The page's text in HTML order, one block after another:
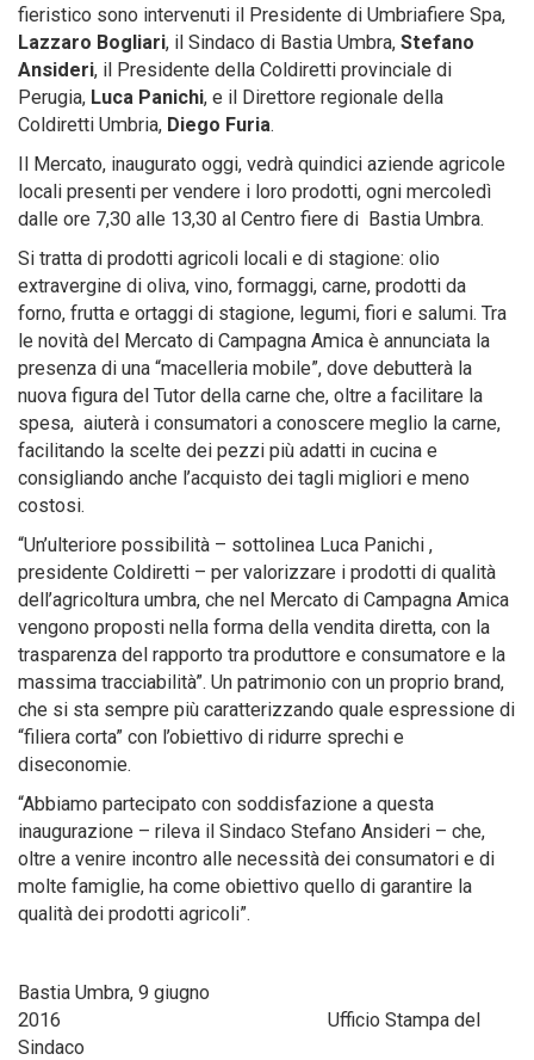
fieristico sono intervenuti il Presidente di Umbriafiere Spa,
Lazzaro Bogliari, il Sindaco di Bastia Umbra, Stefano
Ansideri, il Presidente della Coldiretti provinciale di
Perugia, Luca Panichi, e il Direttore regionale della
Coldiretti Umbria, Diego Furia.
Il Mercato, inaugurato oggi, vedrà quindici aziende agricole
locali presenti per vendere i loro prodotti, ogni mercoledì
dalle ore 7,30 alle 13,30 al Centro fiere di Bastia Umbra.
Si tratta di prodotti agricoli locali e di stagione: olio
extravergine di oliva, vino, formaggi, carne, prodotti da
forno, frutta e ortaggi di stagione, legumi, fiori e salumi. Tra
le novità del Mercato di Campagna Amica è annunciata la
presenza di una “macelleria mobile”, dove debutterà la
nuova figura del Tutor della carne che, oltre a facilitare la
spesa, aiuterà i consumatori a conoscere meglio la carne,
facilitando la scelte dei pezzi più adatti in cucina e
consigliando anche l’acquisto dei tagli migliori e meno
costosi.
“Un’ulteriore possibilità – sottolinea Luca Panichi ,
presidente Coldiretti – per valorizzare i prodotti di qualità
dell’agricoltura umbra, che nel Mercato di Campagna Amica
vengono proposti nella forma della vendita diretta, con la
trasparenza del rapporto tra produttore e consumatore e la
massima tracciabilità”. Un patrimonio con un proprio brand,
che si sta sempre più caratterizzando quale espressione di
“filiera corta” con l’obiettivo di ridurre sprechi e
diseconomie.
“Abbiamo partecipato con soddisfazione a questa
inaugurazione – rileva il Sindaco Stefano Ansideri – che,
oltre a venire incontro alle necessità dei consumatori e di
molte famiglie, ha come obiettivo quello di garantire la
qualità dei prodotti agricoli”.
Bastia Umbra, 9 giugno
2016 Ufficio Stampa del
Sindaco